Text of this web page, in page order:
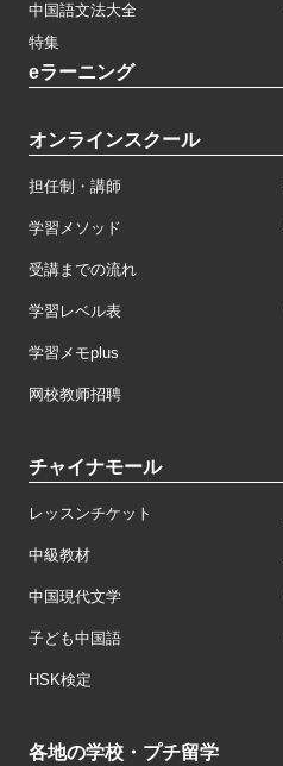
中国語文法大全
特集
eラーニング
オンラインスクール
担任制・講師
学習メソッド
受講までの流れ
学習レベル表
学習メモplus
网校教师招聘
チャイナモール
レッスンチケット
中級教材
中国現代文学
子ども中国語
HSK検定
各地の学校・プチ留学